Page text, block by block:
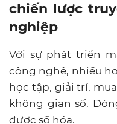
chiến lược
nghiệp
Với sự phát triển
công nghệ, nhiều
học tập, giải trí,
không gian số.
được số hóa.